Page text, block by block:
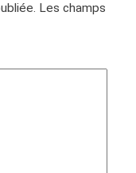
Les champs